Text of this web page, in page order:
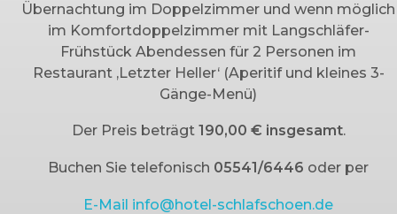
Übernachtung im Doppelzimmer und wenn möglich
im Komfortdoppelzimmer mit Langschläfer-
Frühstück Abendessen für 2 Personen im
Restaurant ‚Letzter Heller‘ (Aperitif und kleines 3-
Gänge-Menü)
Der Preis beträgt 190,00 € insgesamt.
Buchen Sie telefonisch 05541/6446 oder per
E-Mail info@hotel-schlafschoen.de